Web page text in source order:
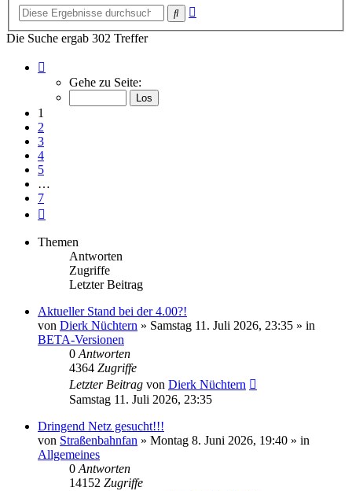
Suche
Die Suche ergab 302 Treffer
von
Gehe zu Seite:
1
2
3
4
5
…
7
Themen
Antworten
Zugriffe
Letzter Beitrag
Aktueller Stand bei der 4.00?!
von Dierk Nüchtern » Samstag 11. Juli 2026, 23:35 » in
BETA-Versionen
0 Antworten
4364 Zugriffe
Letzter Beitrag von Dierk Nüchtern
Samstag 11. Juli 2026, 23:35
Dringend Netz gesucht!!!
von Straßenbahnfan » Montag 8. Juni 2026, 19:40 » in
Allgemeines
0 Antworten
14152 Zugriffe